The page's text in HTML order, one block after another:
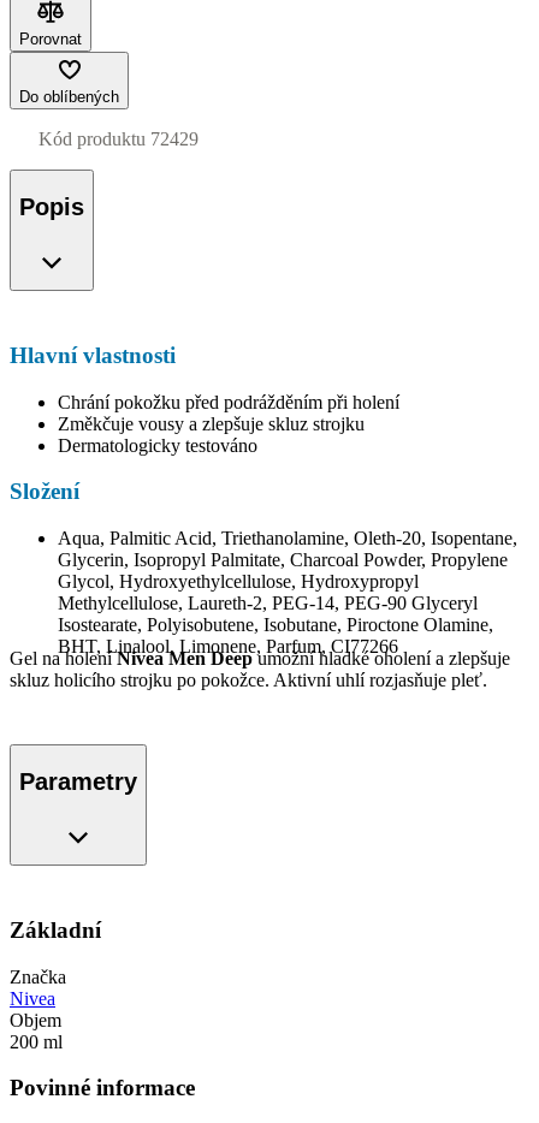
Porovnat
Do oblíbených
Kód produktu 72429
Popis
Hlavní vlastnosti
Chrání pokožku před podrážděním při holení
Změkčuje vousy a zlepšuje skluz strojku
Dermatologicky testováno
Složení
Aqua, Palmitic Acid, Triethanolamine, Oleth-20, Isopentane,
Glycerin, Isopropyl Palmitate, Charcoal Powder, Propylene
Glycol, Hydroxyethylcellulose, Hydroxypropyl
Methylcellulose, Laureth-2, PEG-14, PEG-90 Glyceryl
Isostearate, Polyisobutene, Isobutane, Piroctone Olamine,
BHT, Linalool, Limonene, Parfum, CI77266
Gel na holeníNivea Men Deepumožní hladké oholení a zlepšuje
skluz holicího strojku po pokožce. Aktivní uhlí rozjasňuje pleť.
Parametry
Základní
Značka
Nivea
Objem
200 ml
Povinné informace